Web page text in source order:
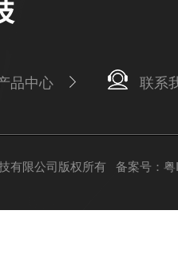
品中心 联系
有限公司版权所有 备案号：